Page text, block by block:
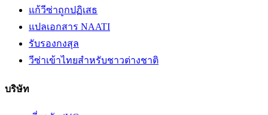
แก้วีซ่าถูกปฏิเสธ
แปลเอกสาร NAATI
รับรองกงสุล
วีซ่าเข้าไทยสำหรับชาวต่างชาติ
บริษัท